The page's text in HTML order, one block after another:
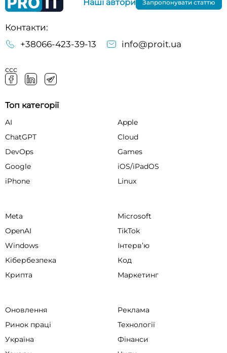
Контакти:
+38066-423-39-13
info@proit.ua
ссс
Наші автори Запропонувати статтю
Топ категорії
AI
Apple
ChatGPT
Cloud
DevOps
Games
Google
iOS/iPadOS
iPhone
Linux
Meta
Microsoft
OpenAI
TikTok
Windows
Інтервʼю
Кібербезпека
Код
Крипта
Маркетинг
Оновлення
Реклама
Ринок праці
Технології
Україна
Фінанси